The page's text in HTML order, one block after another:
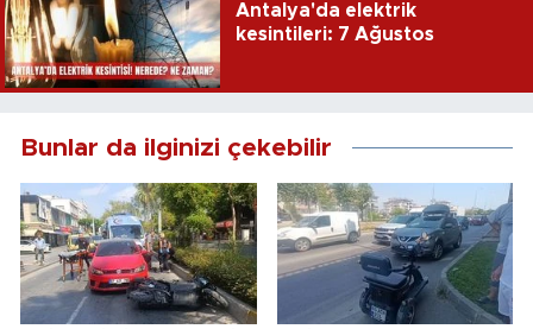
Antalya'da elektrik
kesintileri: 7 Ağustos
Bunlar da ilginizi çekebilir